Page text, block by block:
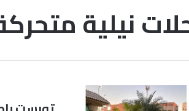
نيلية
ق
ن
ة
ل
س